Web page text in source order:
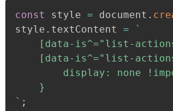
const style = document .
style . textContent =
`
[data-is^="list-
[data-is^="list-
display: none
` ;